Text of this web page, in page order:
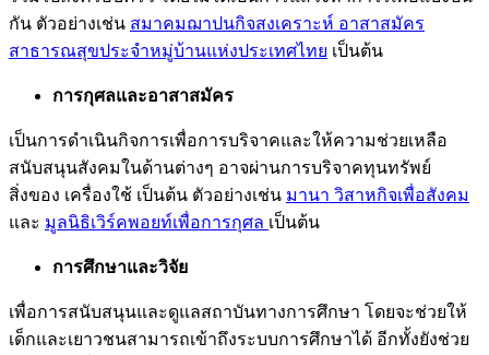
กัน ตัวอย่างเช่น สมาคมฌาปนกิจสงเคราะห์ อาสาสมัคร
สาธารณสุขประจำหมู่บ้านแห่งประเทศไทย เป็นต้น
การกุศลและอาสาสมัคร
เป็นการดำเนินกิจการเพื่อการบริจาคและให้ความช่วยเหลือ
สนับสนุนสังคมในด้านต่างๆ อาจผ่านการบริจาคทุนทรัพย์
สิ่งของ เครื่องใช้ เป็นต้น ตัวอย่างเช่น มานา วิสาหกิจเพื่อสังคม
และ มูลนิธิเวิร์คพอยท์เพื่อการกุศล เป็นต้น
การศึกษาและวิจัย
เพื่อการสนับสนุนและดูแลสถาบันทางการศึกษา โดยจะช่วยให้
เด็กและเยาวชนสามารถเข้าถึงระบบการศึกษาได้ อีกทั้งยังช่วย